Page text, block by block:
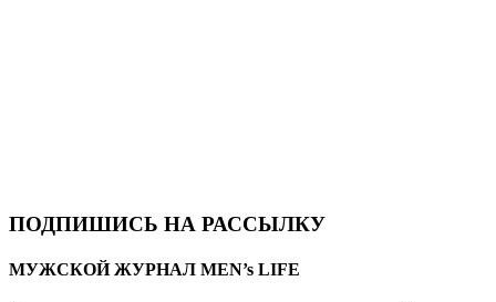
ПОДПИШИСЬ НА РАССЫЛКУ
МУЖСКОЙ ЖУРНАЛ MEN’s LIFE